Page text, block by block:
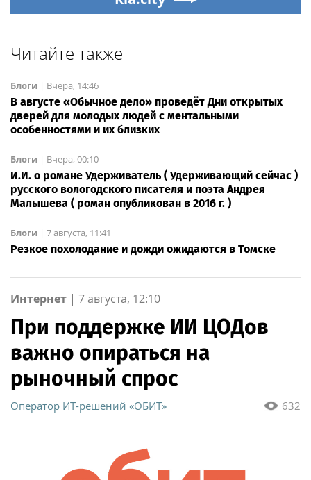
Читайте также
Блоги | Вчера, 14:46
В августе «Обычное дело» проведёт Дни открытых
дверей для молодых людей с ментальными
особенностями и их близких
Блоги | Вчера, 00:10
И.И. о романе Удерживатель ( Удерживающий сейчас )
русского вологодского писателя и поэта Андрея
Малышева ( роман опубликован в 2016 г. )
Блоги | 7 августа, 11:41
Резкое похолодание и дожди ожидаются в Томске
Интернет | 7 августа, 12:10
При поддержке ИИ ЦОДов
важно опираться на
рыночный спрос
632
Оператор ИТ-решений «ОБИТ»